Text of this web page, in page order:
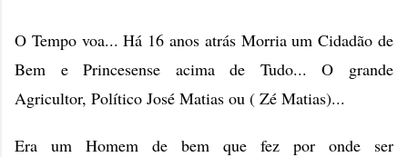
O Tempo voa... Há 16 anos atrás Morria um Cidadão de
Bem e Princesense acima de Tudo... O grande
Agricultor, Político José Matias ou ( Zé Matias)...
Era um Homem de bem que fez por onde ser